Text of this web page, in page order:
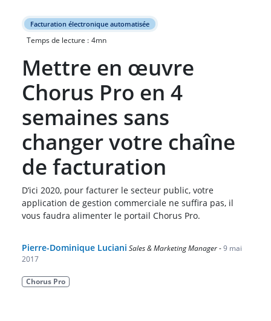
Facturation électronique automatisée
Temps de lecture : 4mn
Mettre en œuvre
Chorus Pro en 4
semaines sans
changer votre chaîne
de facturation
D’ici 2020, pour facturer le secteur public, votre
application de gestion commerciale ne suffira pas, il
vous faudra alimenter le portail Chorus Pro.
Pierre-Dominique Luciani Sales & Marketing Manager - 9 mai
2017
Chorus Pro